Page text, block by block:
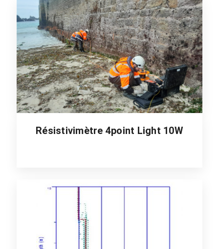
Résistivimètre 4point Light 10W